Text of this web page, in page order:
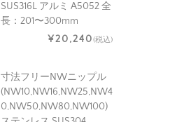
SUS316L アルミ A5052 全
長：201〜300mm
¥20,240(税込)
寸法フリーNWニップル
(NW10,NW16,NW25,NW4
0,NW50,NW80,NW100)